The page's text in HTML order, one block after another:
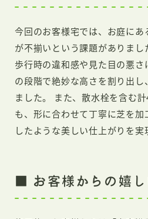
今回のお客様宅では、お庭にあ
が不揃いという課題がありまし
歩行時の違和感や見た目の悪さ
の段階で絶妙な高さを割り出
ました。 また、散水栓を含む
も、形に合わせて丁寧に芝を
したような美しい仕上がりを実
■ お客様からの嬉し